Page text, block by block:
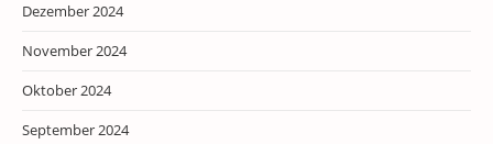
Dezember 2024
November 2024
Oktober 2024
September 2024